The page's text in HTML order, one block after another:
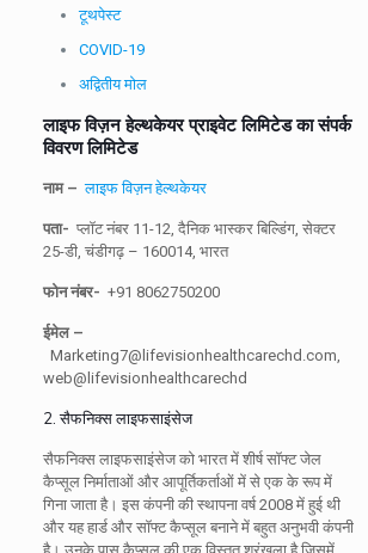
टूथपेस्ट
COVID-19
अद्वितीय मोल
लाइफ विज़न हेल्थकेयर प्राइवेट लिमिटेड का संपर्क
विवरण लिमिटेड
नाम – लाइफ विज़न हेल्थकेयर
पता- प्लॉट नंबर 11-12, दैनिक भास्कर बिल्डिंग, सेक्टर
25-डी, चंडीगढ़ – 160014, भारत
फोन नंबर- +91 8062750200
ईमेल –
Marketing7@lifevisionhealthcarechd.com,
web@lifevisionhealthcarechd
2. सैफनिक्स लाइफसाइंसेज
सैफनिक्स लाइफसाइंसेज को भारत में शीर्ष सॉफ्ट जेल
कैप्सूल निर्माताओं और आपूर्तिकर्ताओं में से एक के रूप में
गिना जाता है। इस कंपनी की स्थापना वर्ष 2008 में हुई थी
और यह हार्ड और सॉफ्ट कैप्सूल बनाने में बहुत अनुभवी कंपनी